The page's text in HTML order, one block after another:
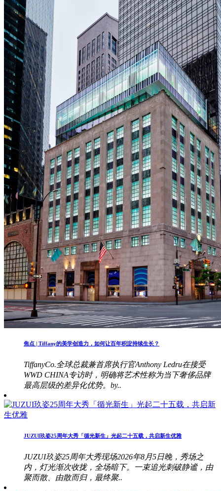
焦点 | Tiffany的美学创造力，如何让百年积淀持续生长？
TiffanyCo.全球总裁兼首席执行官Anthony Ledru在接受
WWD CHINA专访时，明确将艺术性称为当下奢侈品牌
最高层级的差异化优势。by..
JUZUI玖姿25周年大秀「循光新生」光起二十五载，共启新生优雅
JUZUI玖姿25周年大秀现场2026年8月5日晚，秀场之
内，灯光渐次收拢，全场暗下。一束追光刺破静谧，由
聚而散、由散而归，最终聚..